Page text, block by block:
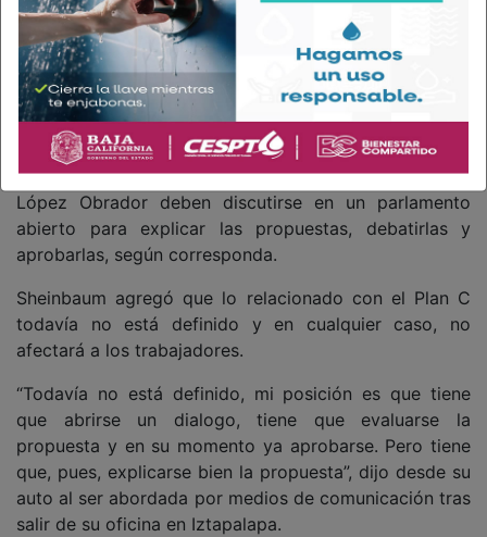
conferencia de prensa a las 5:00 de la tarde en el
Salón Tesorería de Palacio Nacional.
Sheinbaum y el Plan C
El jueves 6 de junio, a cuatro días de su victoria
electoral, la presidente electa Claudia Sheinbaum
señaló que las reformas propuestas por el presidente
López Obrador deben discutirse en un parlamento
abierto para explicar las propuestas, debatirlas y
aprobarlas, según corresponda.
Sheinbaum agregó que lo relacionado con el Plan C
todavía no está definido y en cualquier caso, no
afectará a los trabajadores.
“Todavía no está definido, mi posición es que tiene
que abrirse un dialogo, tiene que evaluarse la
propuesta y en su momento ya aprobarse. Pero tiene
que, pues, explicarse bien la propuesta”, dijo desde su
auto al ser abordada por medios de comunicación tras
salir de su oficina en Iztapalapa.